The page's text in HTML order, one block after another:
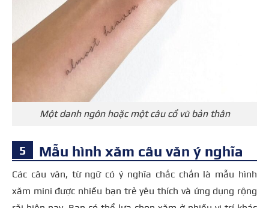
Một danh ngôn hoặc một câu cổ vũ bản thân
Mẫu hình xăm câu văn ý nghĩa
Các câu văn, từ ngữ có ý nghĩa chắc chắn là mẫu hình
xăm mini được nhiều bạn trẻ yêu thích và ứng dụng rộng